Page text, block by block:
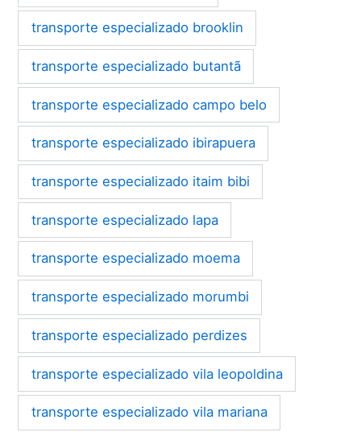
transporte especializado brooklin
transporte especializado butantã
transporte especializado campo belo
transporte especializado ibirapuera
transporte especializado itaim bibi
transporte especializado lapa
transporte especializado moema
transporte especializado morumbi
transporte especializado perdizes
transporte especializado vila leopoldina
transporte especializado vila mariana